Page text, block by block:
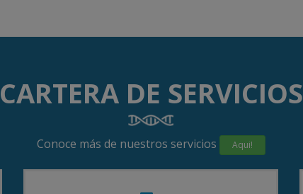
CARTERA DE SERVICIOS
Conoce más de nuestros servicios Aqui!